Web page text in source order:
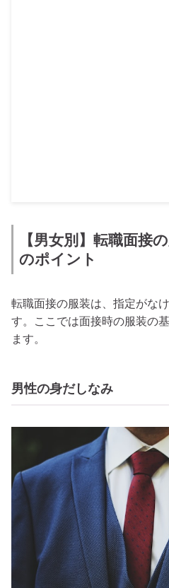
【男女別】転職面接
のポイント
転職面接の服装は、指定がな
す。ここでは面接時の服装の
ます。
男性の身だしなみ